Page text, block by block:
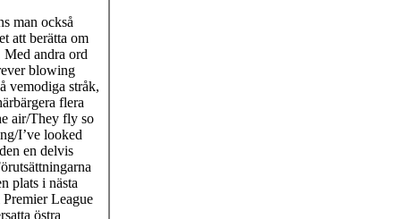
man också
att berätta om
andra ord
blowing
vemodiga stråk,
flera
air/They fly so
I’ve looked
en delvis
plats i nästa
League
östra